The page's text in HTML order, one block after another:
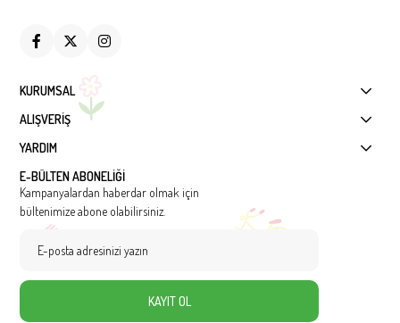
KURUMSAL
ALIŞVERİŞ
YARDIM
E-BÜLTEN ABONELİĞİ
Kampanyalardan haberdar olmak için
bültenimize abone olabilirsiniz.
KAYIT OL